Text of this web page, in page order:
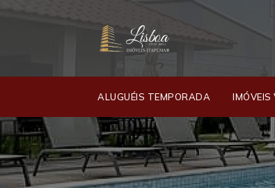
ALUGUÉIS TEMPORADA IMÓVEIS